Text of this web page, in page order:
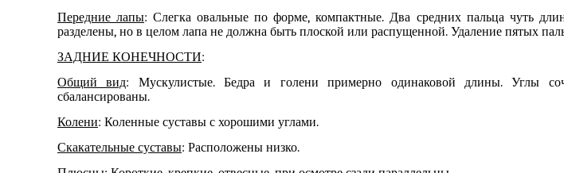
Передние лапы: Слегка овальные по форме, компактные. Два средних пальца чуть
разделены, но в целом лапа не должна быть плоской или распущенной. Удаление пятых
ЗАДНИЕ КОНЕЧНОСТИ:
Общий вид: Мускулистые. Бедра и голени примерно одинаковой длины. Углы
сбалансированы.
Колени: Коленные суставы с хорошими углами.
Скакательные суставы: Расположены низко.